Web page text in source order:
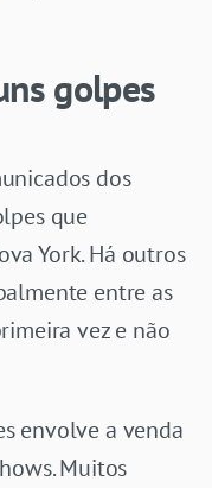
golpes
dos
que
York. Há outros
entre as
vez e não
envolve a venda
Muitos